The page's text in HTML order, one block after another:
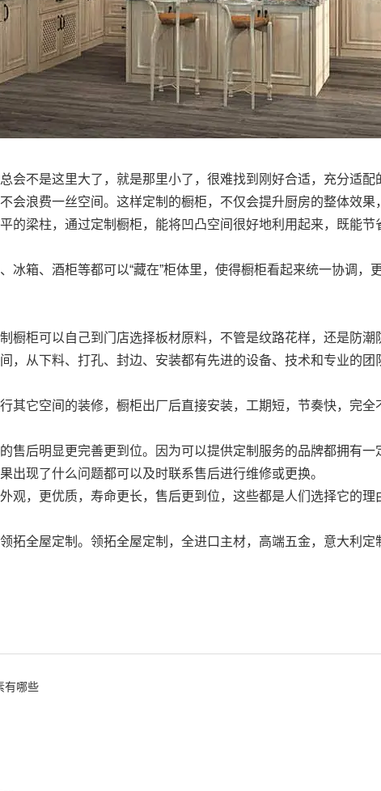
会不是这里大了，就是那里小了，很难找到刚好合适，充分适
会浪费一丝空间。这样定制的橱柜，不仅会提升厨房的整体效果
的梁柱，通过定制橱柜，能将凹凸空间很好地利用起来，既能节
冰箱、酒柜等都可以“藏在”柜体里，使得橱柜看起来统一协调
橱柜可以自己到门店选择板材原料，不管是纹路花样，还是防
，从下料、打孔、封边、安装都有先进的设备、技术和专业的团
其它空间的装修，橱柜出厂后直接安装，工期短，节奏快，完全
售后明显更完善更到位。因为可以提供定制服务的品牌都拥有
出现了什么问题都可以及时联系售后进行维修或更换。
观，更优质，寿命更长，售后更到位，这些都是人们选择它的
拓全屋定制。领拓全屋定制，全进口主材，高端五金，意大利
有哪些